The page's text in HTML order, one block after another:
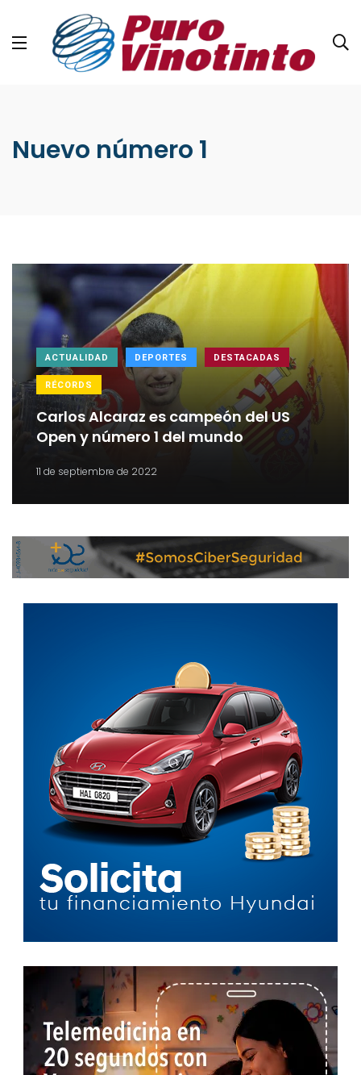
Nuevo número 1
ACTUALIDAD DEPORTES DESTACADAS
RÉCORDS
Carlos Alcaraz es campeón del US
Open y número 1 del mundo
11 de septiembre de 2022